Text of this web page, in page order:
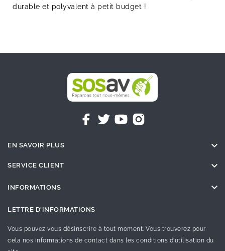
durable et polyvalent à petit budget !
EN SAVOIR PLUS 
SERVICE CLIENT 
INFORMATIONS 
LETTRE D'INFORMATIONS
Vous pouvez vous désinscrire à tout moment. Vous trouverez pour
cela nos informations de contact dans les conditions d'utilisation du